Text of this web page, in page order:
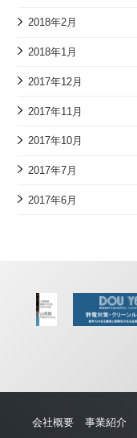
2018年2月
2018年1月
2017年12月
2017年11月
2017年10月
2017年7月
2017年6月
会社概要 事業紹介